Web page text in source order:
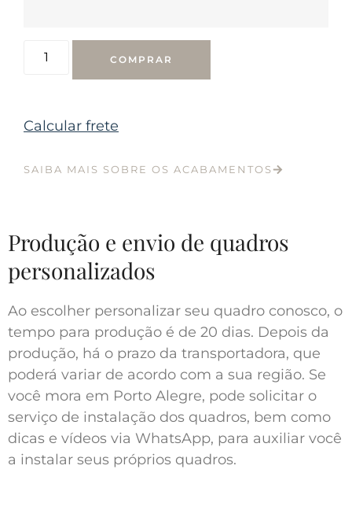
COMPRAR
Calcular frete
SAIBA MAIS SOBRE OS ACABAMENTOS
Produção e envio de quadros
personalizados
Ao escolher personalizar seu quadro conosco, o
tempo para produção é de 20 dias. Depois da
produção, há o prazo da transportadora, que
poderá variar de acordo com a sua região. Se
você mora em Porto Alegre, pode solicitar o
serviço de instalação dos quadros, bem como
dicas e vídeos via WhatsApp, para auxiliar você
a instalar seus próprios quadros.